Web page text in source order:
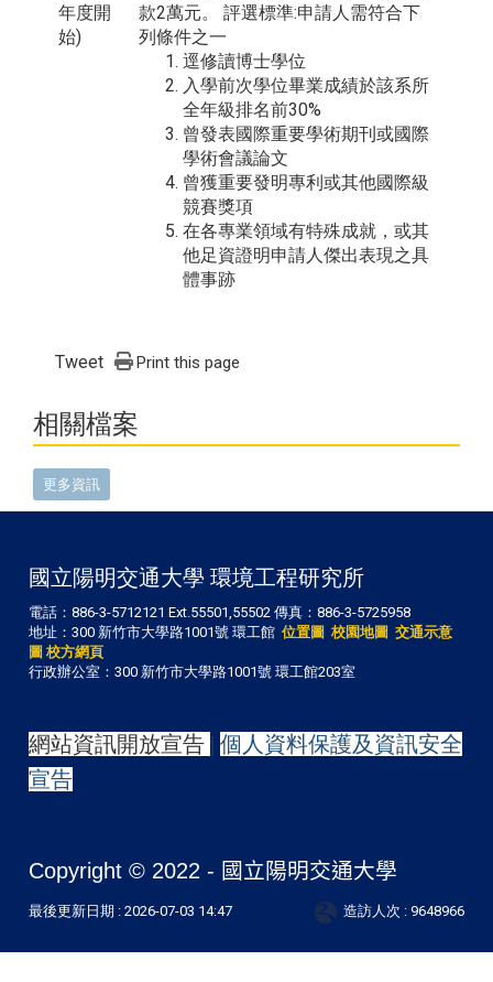
年度開
始)
款2萬元。 評選標準:申請人需符合下
列條件之一
逕修讀博士學位
入學前次學位畢業成績於該系所
全年級排名前30%
曾發表國際重要學術期刊或國際
學術會議論文
曾獲重要發明專利或其他國際級
競賽獎項
在各專業領域有特殊成就，或其
他足資證明申請人傑出表現之具
體事跡
Tweet Print this page
相關檔案
更多資訊
國立陽明交通大學 環境工程研究所
電話：886-3-5712121 Ext.55501,55502 傳真：886-3-5725958
地址：300 新竹市大學路1001號 環工館 位置圖 校園地圖 交通示意
圖 校方網頁
行政辦公室：300 新竹市大學路1001號 環工館203室
網站資訊開放宣告
個人資料保護及資訊安全
宣告
Copyright © 2022 - 國立陽明交通大學
造訪人次 : 9648966
最後更新日期 : 2026-07-03 14:47